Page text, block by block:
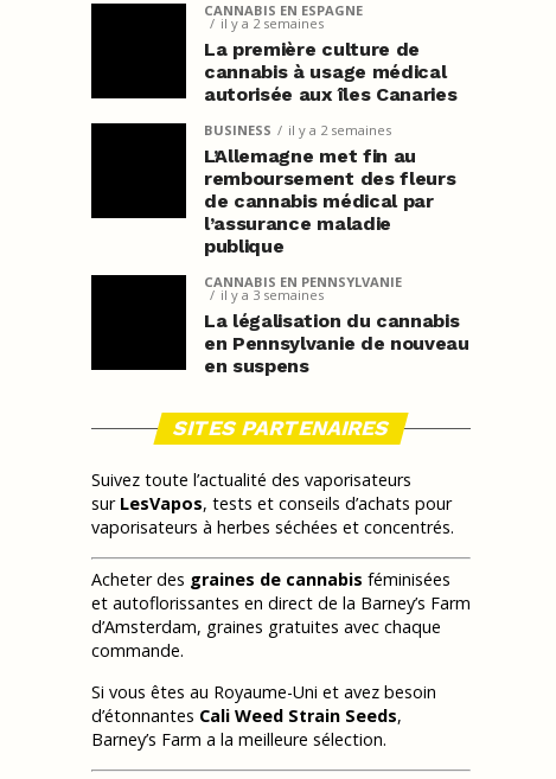
CANNABIS EN ESPAGNE
il y a 2 semaines
La première culture de
cannabis à usage médical
autorisée aux îles Canaries
BUSINESS il y a 2 semaines
L’Allemagne met fin au
remboursement des fleurs
de cannabis médical par
l’assurance maladie
publique
CANNABIS EN PENNSYLVANIE
il y a 3 semaines
La légalisation du cannabis
en Pennsylvanie de nouveau
en suspens
SITES PARTENAIRES
Suivez toute l’actualité des vaporisateurs
sur LesVapos, tests et conseils d’achats pour
vaporisateurs à herbes séchées et concentrés.
Acheter des graines de cannabis féminisées
et autoflorissantes en direct de la Barney’s Farm
d’Amsterdam, graines gratuites avec chaque
commande.
Si vous êtes au Royaume-Uni et avez besoin
d’étonnantes Cali Weed Strain Seeds,
Barney’s Farm a la meilleure sélection.